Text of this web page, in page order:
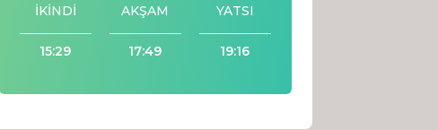
İKİNDİ
15:29
AKŞAM
17:49
YATSI
19:16